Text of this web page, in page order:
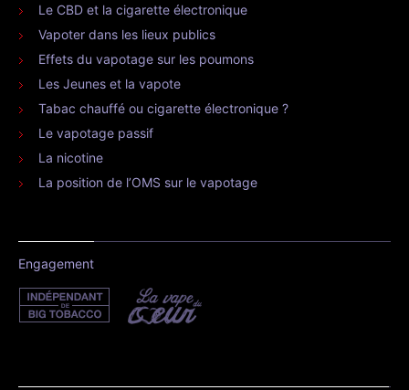
Le CBD et la cigarette électronique
Vapoter dans les lieux publics
Effets du vapotage sur les poumons
Les Jeunes et la vapote
Tabac chauffé ou cigarette électronique ?
Le vapotage passif
La nicotine
La position de l’OMS sur le vapotage
Engagement